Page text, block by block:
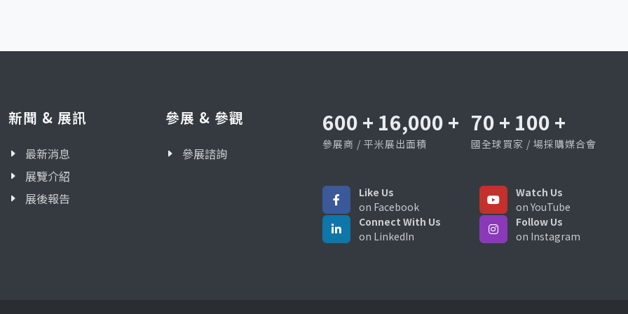
新聞 & 展訊
最新消息
展覽介紹
展後報告
參展 & 參觀
參展諮詢
600 + 16,000 +
參展商 / 平米展出面積
70 + 100 +
國全球買家 / 場採購媒合會
Like Us
on Facebook
Watch Us
on YouTube
Connect With Us
on LinkedIn
Follow Us
on Instagram